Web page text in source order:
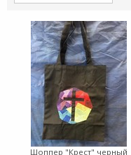
Шоппер "Крест" черный